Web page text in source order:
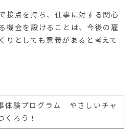
接点を持ち、仕事に対する関心
機会を設けることは、今後の雇
りとしても意義があると考えて
体験プログラム やさしいチャ
くろう！